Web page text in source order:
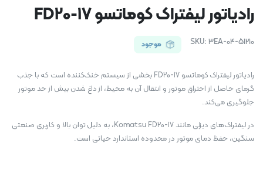
رادیاتور لیفتراک کوماتسو FD20-17
SKU: 3EA-04-51210 موجود
رادیاتور لیفتراک کوماتسو FD20-17 بخشی از سیستم خنک‌کننده است که با جذب
گرمای حاصل از احتراق موتور و انتقال آن به محیط، از داغ شدن بیش از حد موتور
جلوگیری می‌کند.
در لیفتراک‌های دیزلی مانند Komatsu FD20-17، به دلیل توان بالا و کاربری صنعتی
سنگین، حفظ دمای موتور در محدوده استاندارد حیاتی است.